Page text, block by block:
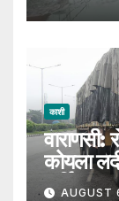
काशी
वाराणसी:
कोयला
पार्किंग
AUGUST